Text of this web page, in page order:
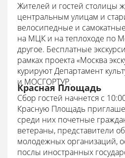
Жителей и гостей столицы
центральным улицам и
велосипедные и
на МЦК и на теплоходе по
другое. Бесплатные
рамках проекта «Москва
курируют Департамент
и МОСГОРТУР.
Красная Площадь
Сбор гостей начнется с
Красную Площадь
среди них почетные
ветераны, представители
молодежных организаций,
послы иностранных